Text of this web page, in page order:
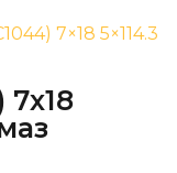
7×18 5×114.3
7x18